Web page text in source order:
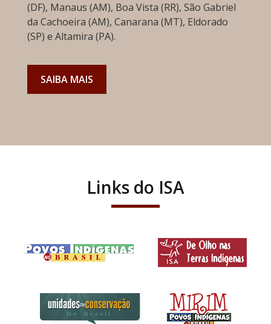
(DF), Manaus (AM), Boa Vista (RR), São Gabriel
da Cachoeira (AM), Canarana (MT), Eldorado
(SP) e Altamira (PA).
SAIBA MAIS
Links do ISA